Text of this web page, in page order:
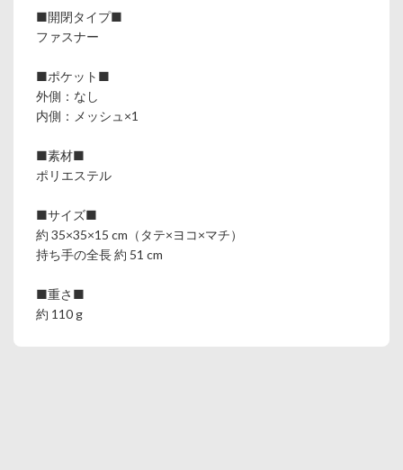
■開閉タイプ■
ファスナー
■ポケット■
外側：なし
内側：メッシュ×1
■素材■
ポリエステル
■サイズ■
約 35×35×15 cm（タテ×ヨコ×マチ）
持ち手の全長 約 51 cm
■重さ■
約 110 g